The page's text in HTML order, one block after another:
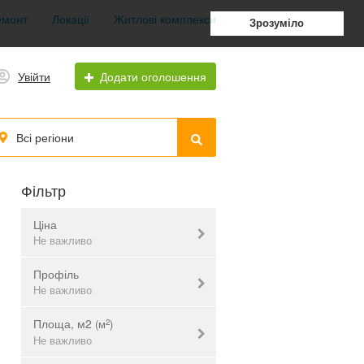
Зрозуміло
Локації Житлові комплекси
Увійти Додати оголошення
Всі регіони
Фільтр
Ціна
Не важливо
грн.
Не важливо
Профіль
Не важливо
АЗС
Площа, м2 (м2)
Не важливо